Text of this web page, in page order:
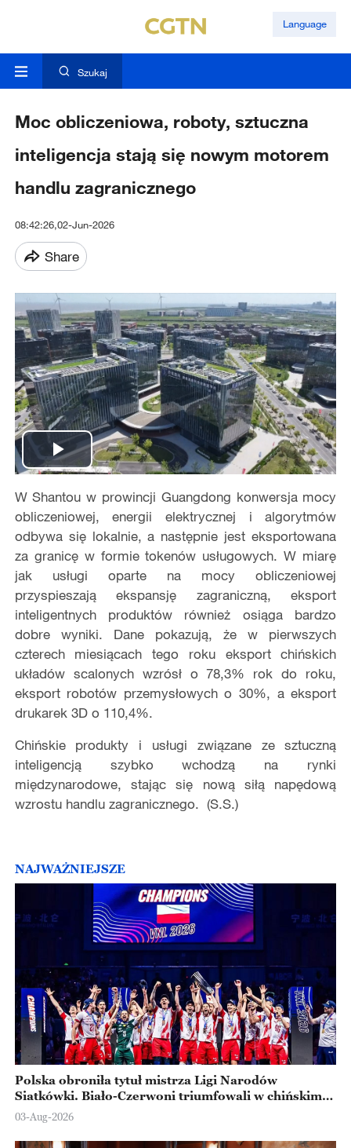
Language
Szukaj
Moc obliczeniowa, roboty, sztuczna
inteligencja stają się nowym motorem
handlu zagranicznego
08:42:26,02-Jun-2026
Share
Play
Video
W Shantou w prowincji Guangdong konwersja mocy
obliczeniowej, energii elektrycznej i algorytmów
odbywa się lokalnie, a następnie jest eksportowana
za granicę w formie tokenów usługowych. W miarę
jak usługi oparte na mocy obliczeniowej
przyspieszają ekspansję zagraniczną, eksport
inteligentnych produktów również osiąga bardzo
dobre wyniki. Dane pokazują, że w pierwszych
czterech miesiącach tego roku eksport chińskich
układów scalonych wzrósł o 78,3% rok do roku,
eksport robotów przemysłowych o 30%, a eksport
drukarek 3D o 110,4%.
Chińskie produkty i usługi związane ze sztuczną
inteligencją szybko wchodzą na rynki
międzynarodowe, stając się nową siłą napędową
wzrostu handlu zagranicznego. (S.S.)
NAJWAŻNIEJSZE
Polska obroniła tytuł mistrza Ligi Narodów
Siatkówki. Biało-Czerwoni triumfowali w chińskim
Ningbo
03-Aug-2026